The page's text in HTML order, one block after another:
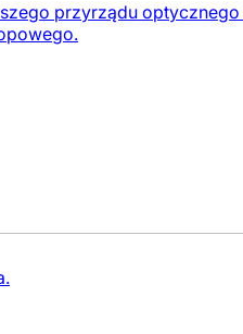
przyrządu